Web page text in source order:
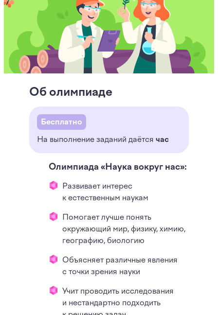
Об олимпиаде
Бесплатно
На выполнение заданий даётся час
Олимпиада «Наука вокруг нас»:
Развивает интерес
к естественным наукам
Помогает лучше понять
окружающий мир, физику, химию,
географию, биологию
Объясняет различные явления
с точки зрения науки
Учит проводить исследования
и нестандартно подходить